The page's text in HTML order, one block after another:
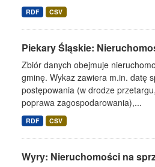
RDF CSV
Piekary Śląskie:
Zbiór danych obejmuje
gminę. Wykaz zawiera m.in. datę
postępowania (w drodze
poprawa zagospodarowania),...
RDF CSV
Wyry: Nieruchomości na